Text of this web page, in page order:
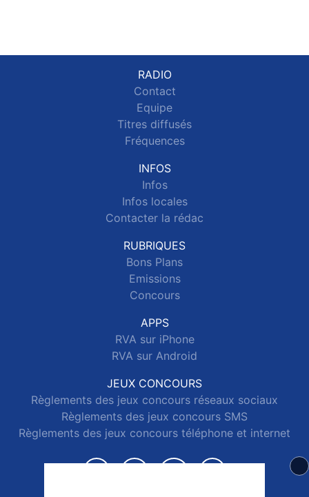
RADIO
Contact
Equipe
Titres diffusés
Fréquences
INFOS
Infos
Infos locales
Contacter la rédac
RUBRIQUES
Bons Plans
Emissions
Concours
APPS
RVA sur iPhone
RVA sur Android
JEUX CONCOURS
Règlements des jeux concours réseaux sociaux
Règlements des jeux concours SMS
Règlements des jeux concours téléphone et internet